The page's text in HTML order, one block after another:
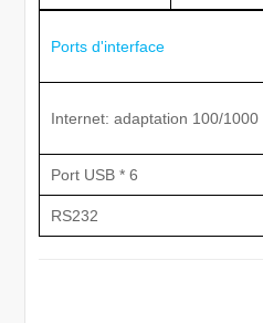
Ports d'interface
Internet: adaptation 100/1000
Port USB * 6
RS232